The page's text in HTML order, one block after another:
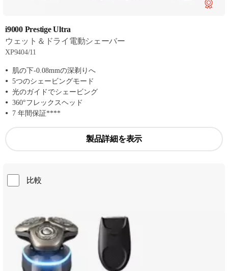
i9000 Prestige Ultra
ウェット＆ドライ電動シェーバー
XP9404/11
肌の下-0.08mmの深剃りへ
5つのシェービングモード
光のガイドでシェービング
360°フレックスヘッド
7 年間保証****
製品詳細を表示
比較